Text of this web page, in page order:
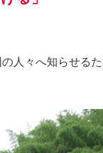
人々へ知らせるた